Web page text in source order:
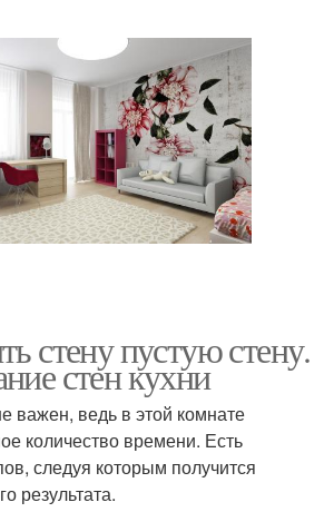
стену пустую стену.
стен кухни
важен, ведь в этой комнате
количество времени. Есть
следуя которым получится
результата.